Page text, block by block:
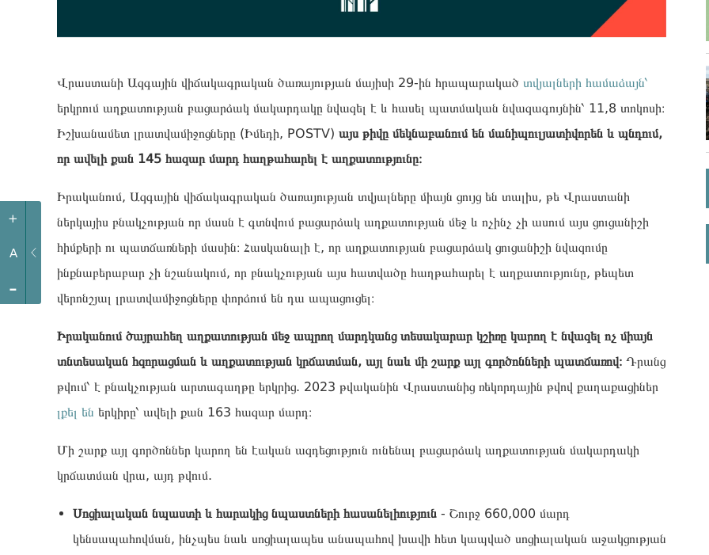
+
A
-
Վրաստանի Ազգային վիճակագրական ծառայության մայիսի 29-ին հրապարակած տվյալների համաձայն՝
երկրում աղքատության բացարձակ մակարդակը նվազել է և հասել պատմական նվազագույնին՝ 11,8 տոկոսի։
Իշխանամետ լրատվամիջոցները (Իմեդի, POSTV) այս թիվը մեկնաբանում են մանիպուլյատիվորեն և պնդում,
որ ավելի քան 145 հազար մարդ հաղթահարել է աղքատությունը։
Իրականում, Ազգային վիճակագրական ծառայության տվյալները միայն ցույց են տալիս, թե Վրաստանի
ներկայիս բնակչության որ մասն է գտնվում բացարձակ աղքատության մեջ և ոչինչ չի ասում այս ցուցանիշի
հիմքերի ու պատճառների մասին։ Հասկանալի է, որ աղքատության բացարձակ ցուցանիշի նվազումը
ինքնաբերաբար չի նշանակում, որ բնակչության այս հատվածը հաղթահարել է աղքատությունը, թեպետ
վերոնշյալ լրատվամիջոցները փորձում են դա ապացուցել։
Իրականում ծայրահեղ աղքատության մեջ ապրող մարդկանց տեսակարար կշիռը կարող է նվազել ոչ միայն
տնտեսական հզորացման և աղքատության կրճատման, այլ նաև մի շարք այլ գործոնների պատճառով։ Դրանց
թվում՝ է բնակչության արտագաղթը երկրից. 2023 թվականին Վրաստանից ռեկորդային թվով քաղաքացիներ
լքել են երկիրը՝ ավելի քան 163 հազար մարդ։
Մի շարք այլ գործոններ կարող են էական ազդեցություն ունենալ բացարձակ աղքատության մակարդակի
կրճատման վրա, այդ թվում.
Սոցիալական նպաստի և հարակից նպաստների հասանելիություն - Շուրջ 660,000 մարդ
կենսապահովման, ինչպես նաև սոցիալապես անապահով խավի հետ կապված սոցիալական աջակցության